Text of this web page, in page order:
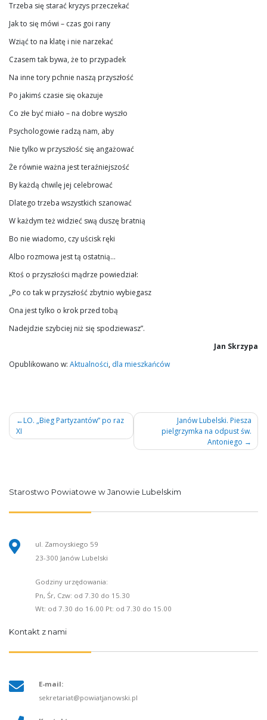
Trzeba się starać kryzys przeczekać
Jak to się mówi – czas goi rany
Wziąć to na klatę i nie narzekać
Czasem tak bywa, że to przypadek
Na inne tory pchnie naszą przyszłość
Po jakimś czasie się okazuje
Co złe być miało – na dobre wyszło
Psychologowie radzą nam, aby
Nie tylko w przyszłość się angażować
Że równie ważna jest teraźniejszość
By każdą chwilę jej celebrować
Dlatego trzeba wszystkich szanować
W każdym też widzieć swą duszę bratnią
Bo nie wiadomo, czy uścisk ręki
Albo rozmowa jest tą ostatnią…
Ktoś o przyszłości mądrze powiedział:
„Po co tak w przyszłość zbytnio wybiegasz
Ona jest tylko o krok przed tobą
Nadejdzie szybciej niż się spodziewasz”.
Jan Skrzypa
Opublikowano w: Aktualności, dla mieszkańców
Nawigacja
wpisu
LO. „Bieg Partyzantów” po raz
XI
Janów Lubelski. Piesza
pielgrzymka na odpust św.
Antoniego
Starostwo Powiatowe w Janowie Lubelskim
ul. Zamoyskiego 59
23-300 Janów Lubelski
Godziny urzędowania:
Pn, Śr, Czw: od 7.30 do 15.30
Wt: od 7.30 do 16.00 Pt: od 7.30 do 15.00
Kontakt z nami
E-mail:
sekretariat@powiatjanowski.pl